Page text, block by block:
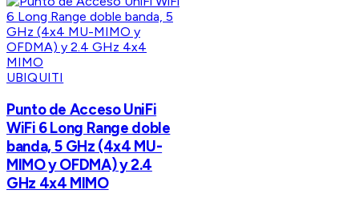
UBIQUITI
Punto de Acceso UniFi
WiFi 6 Long Range doble
banda, 5 GHz (4x4 MU-
MIMO y OFDMA) y 2.4
GHz 4x4 MIMO